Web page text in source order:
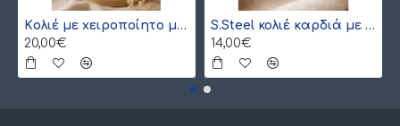
Kολιέ με xειροποίητο μονόγραμμα από γιαπωνέζικες χάντρες Miyuki , χρυσό
20,00€
S.Steel κολιέ καρδιά με γιαπωνέζικες χάντρες Miyuki κόκκινο-χρυσό
14,00€